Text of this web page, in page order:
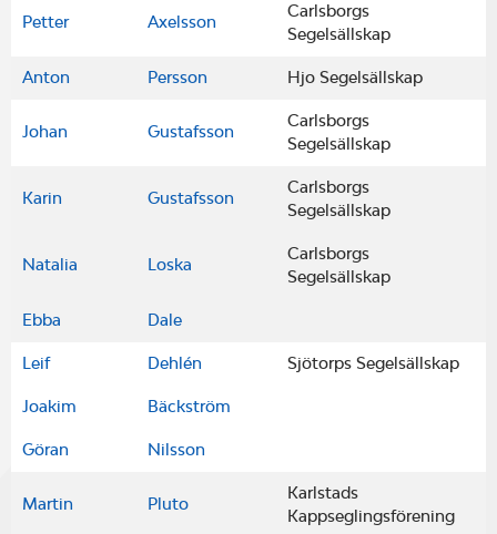
Petter Axelsson
Carlsborgs
Segelsällskap
Anton Persson Hjo Segelsällskap
Johan Gustafsson
Carlsborgs
Segelsällskap
Karin Gustafsson
Carlsborgs
Segelsällskap
Natalia Loska
Carlsborgs
Segelsällskap
Ebba Dale
Leif Dehlén Sjötorps Segelsällskap
Joakim Bäckström
Göran Nilsson
Martin Pluto
Karlstads
Kappseglingsförening